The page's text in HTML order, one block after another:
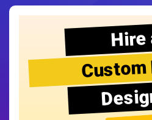
Hire
Custom